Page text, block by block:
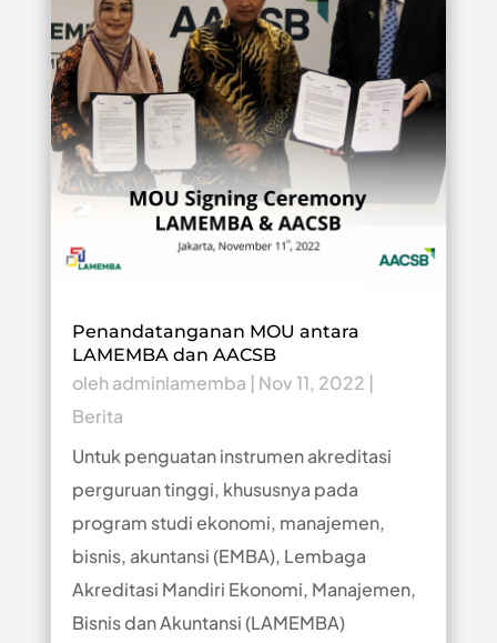
Penandatanganan MOU antara
LAMEMBA dan AACSB
oleh adminlamemba | Nov 11, 2022 |
Berita
Untuk penguatan instrumen akreditasi
perguruan tinggi, khususnya pada
program studi ekonomi, manajemen,
bisnis, akuntansi (EMBA), Lembaga
Akreditasi Mandiri Ekonomi, Manajemen,
Bisnis dan Akuntansi (LAMEMBA)